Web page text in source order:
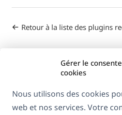
Gérer le
cookies
Nous utilisons des cookies
web et nos services. Votre
Retour à la liste des plugins